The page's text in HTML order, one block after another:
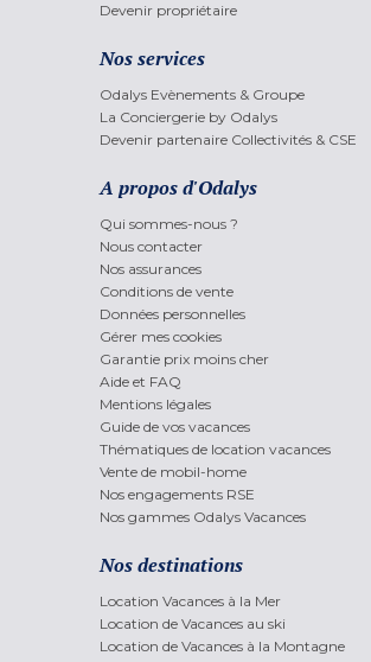
Devenir propriétaire
Nos services
Odalys Evènements & Groupe
La Conciergerie by Odalys
Devenir partenaire Collectivités & CSE
A propos d'Odalys
Qui sommes-nous ?
Nous contacter
Nos assurances
Conditions de vente
Données personnelles
Gérer mes cookies
Garantie prix moins cher
Aide et FAQ
Mentions légales
Guide de vos vacances
Thématiques de location vacances
Vente de mobil-home
Nos engagements RSE
Nos gammes Odalys Vacances
Nos destinations
Location Vacances à la Mer
Location de Vacances au ski
Location de Vacances à la Montagne